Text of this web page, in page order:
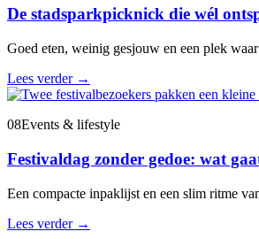
De stadsparkpicknick die wél
Goed eten, weinig gesjouw en een plek
Lees verder →
08Events & lifestyle
Festivaldag zonder gedoe: wat
Een compacte inpaklijst en een slim ritme
Lees verder →